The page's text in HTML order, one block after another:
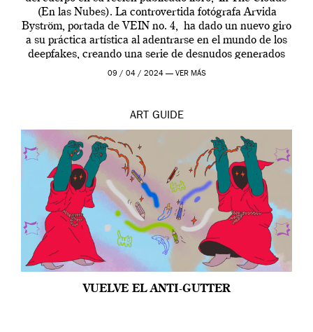
(En las Nubes). La controvertida fotógrafa Arvida
Byström, portada de VEIN no. 4, ha dado un nuevo giro
a su práctica artística al adentrarse en el mundo de los
deepfakes, creando una serie de desnudos generados
por […]
09 / 04 / 2024 — VER MÁS
ART GUIDE
VUELVE EL ANTI-GUTTER